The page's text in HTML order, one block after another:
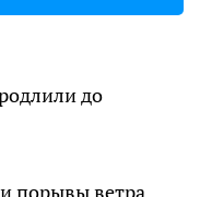
до
порывы ветра